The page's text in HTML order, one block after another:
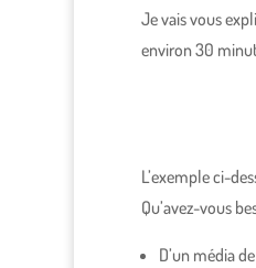
Je vais vous
environ 30
L’exemple ci-
Qu’avez-vous
D’un média